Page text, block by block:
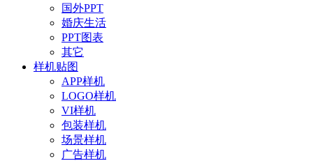
国外PPT
婚庆生活
PPT图表
其它
样机贴图
APP样机
LOGO样机
VI样机
包装样机
场景样机
广告样机